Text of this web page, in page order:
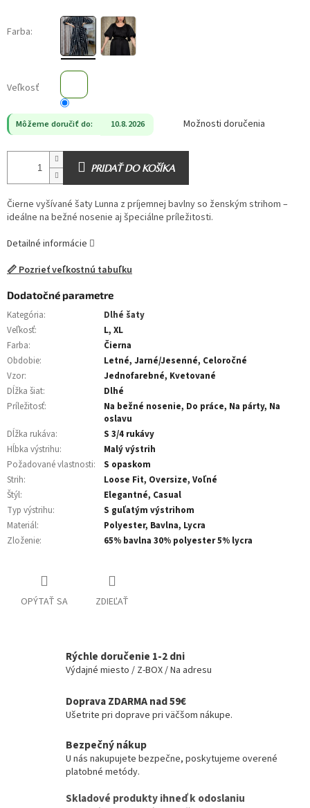
Farba:
Veľkosť
Môžeme doručiť do: 10.8.2026 Možnosti doručenia
PRIDAŤ DO KOŠÍKA
Čierne vyšívané šaty Lunna z príjemnej bavlny so ženským strihom –
ideálne na bežné nosenie aj špeciálne príležitosti.
Detailné informácie
📏 Pozrieť veľkostnú tabuľku
Dodatočné parametre
Kategória:
Dlhé šaty
Veľkosť:
L, XL
Farba:
Čierna
Obdobie:
Letné, Jarné/Jesenné, Celoročné
Vzor:
Jednofarebné, Kvetované
Dĺžka šiat:
Dlhé
Príležitosť:
Na bežné nosenie, Do práce, Na párty, Na
oslavu
Dĺžka rukáva:
S 3/4 rukávy
Hĺbka výstrihu:
Malý výstrih
Požadované vlastnosti:
S opaskom
Strih:
Loose Fit, Oversize, Voľné
Štýl:
Elegantné, Casual
Typ výstrihu:
S guľatým výstrihom
Materiál:
Polyester, Bavlna, Lycra
Zloženie: 65% bavlna 30% polyester 5% lycra
OPÝTAŤ SA ZDIEĽAŤ
Rýchle doručenie 1-2 dni
Výdajné miesto / Z-BOX / Na adresu
Doprava ZDARMA nad 59€
Ušetrite pri doprave pri väčšom nákupe.
Bezpečný nákup
U nás nakupujete bezpečne, poskytujeme overené
platobné metódy.
Skladové produkty ihneď k odoslaniu